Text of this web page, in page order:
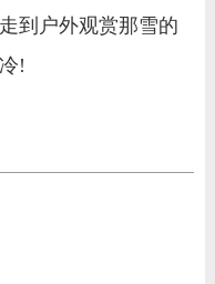
到户外观赏那雪的
!